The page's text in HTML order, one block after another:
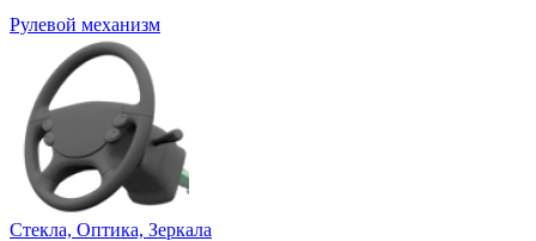
Рулевой механизм
Стекла, Оптика, Зеркала